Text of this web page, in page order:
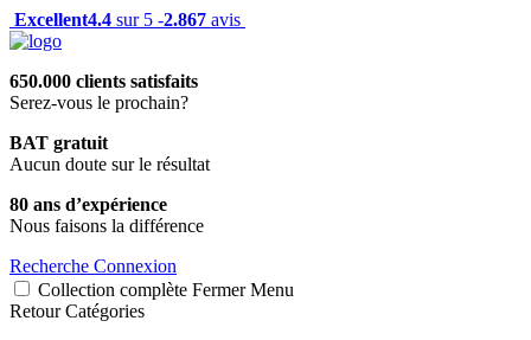
Excellent4.4 sur 5 -2.867 avis
650.000 clients satisfaits
Serez-vous le prochain?
BAT gratuit
Aucun doute sur le résultat
80 ans d’expérience
Nous faisons la différence
Recherche Connexion
Collection complète Fermer Menu
Retour Catégories